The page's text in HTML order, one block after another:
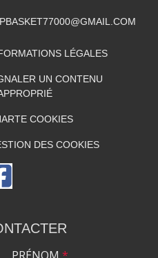
LÉGALES
UN CONTENU
COOKIES
DES COOKIES